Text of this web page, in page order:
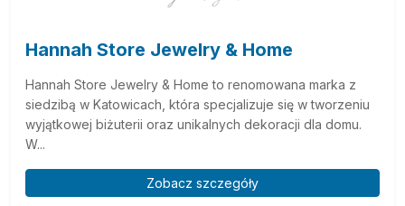
Hannah Store Jewelry & Home
Hannah Store Jewelry & Home to renomowana marka z
siedzibą w Katowicach, która specjalizuje się w tworzeniu
wyjątkowej biżuterii oraz unikalnych dekoracji dla domu.
W...
Zobacz szczegóły